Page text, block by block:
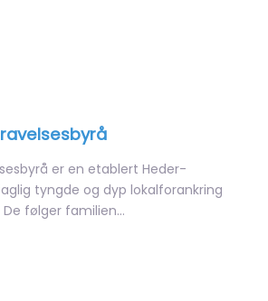
er en etablert Heder-
tyngde og dyp lokalforankring
De følger familien…